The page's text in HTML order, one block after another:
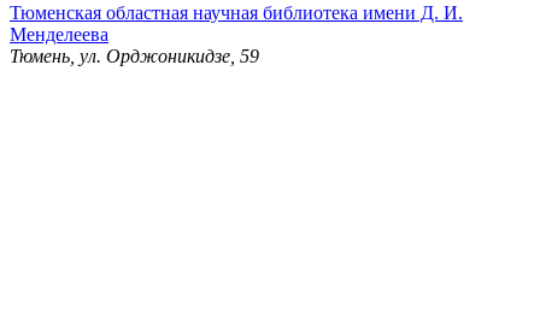
Тюменская областная научная библиотека имени Д. И.
Менделеева
Тюмень, ул. Орджоникидзе, 59